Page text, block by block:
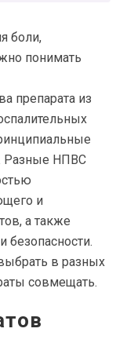
боли,
понимать
препарата из
Разные НПВС
и
а также
в разных
совмещать.